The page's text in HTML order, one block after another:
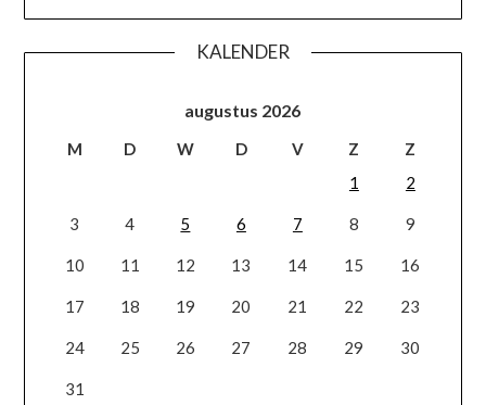
KALENDER
augustus 2026
M D W D V Z
Z
1
2
3 4 5 6 7 8 9
10 11 12 13 14 15 16
17 18 19 20 21 22 23
24 25 26 27 28 29 30
31